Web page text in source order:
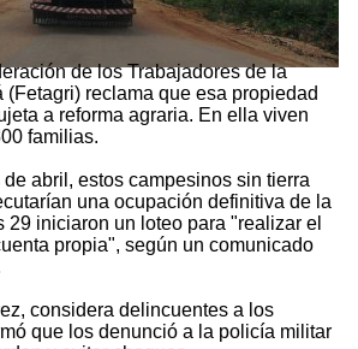
de los Trabajadores de la
(Fetagri) reclama que esa propiedad
a reforma agraria. En ella viven
familias.
abril, estos campesinos sin tierra
una ocupación definitiva de la
29 iniciaron un loteo para "realizar el
propia", según un comunicado
considera delincuentes a los
que los denunció a la policía militar